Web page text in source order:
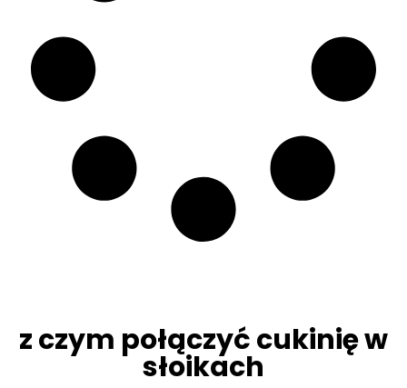
z czym połączyć cukinię w
słoikach